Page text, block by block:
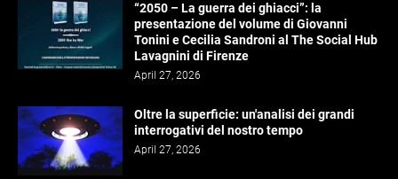
“2050 – La guerra dei ghiacci”: la
presentazione del volume di Giovanni
Tonini e Cecilia Sandroni al The Social Hub
Lavagnini di Firenze
April 27, 2026
Oltre la superficie: un'analisi dei grandi
interrogativi del nostro tempo
April 27, 2026